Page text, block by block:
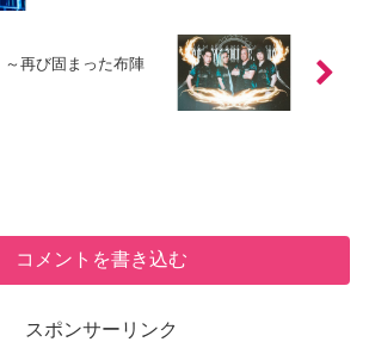
再び固まった布陣
コメントを書き込む
スポンサーリンク